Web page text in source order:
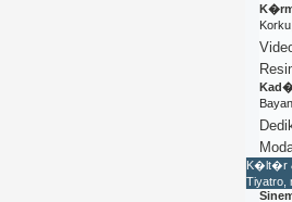
K�lt�r
Tiyatro,